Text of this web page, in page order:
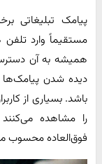
پیامک تبلیغاتی
مستقیماً وارد
همیشه به آن
دیده شدن پیامک‌ها
باشد. بسیاری از
را مشاهده
فوق‌العاده محسوب